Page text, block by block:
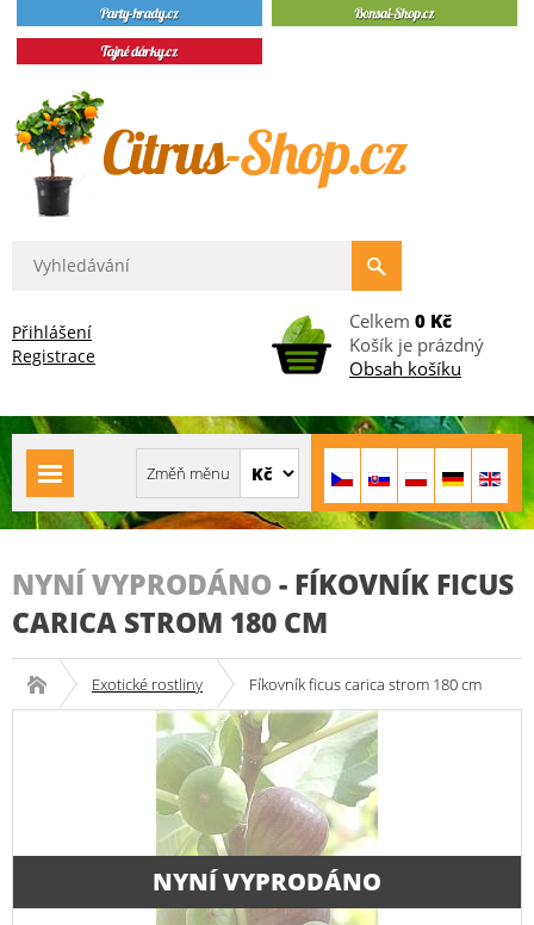
Přihlášení
Registrace
Celkem 0 Kč
Košík je prázdný
Obsah košíku
NYNÍ VYPRODÁNO - FÍKOVNÍK FICUS
CARICA STROM 180 CM
Exotické rostliny Fíkovník ficus carica strom 180 cm
NYNÍ VYPRODÁNO